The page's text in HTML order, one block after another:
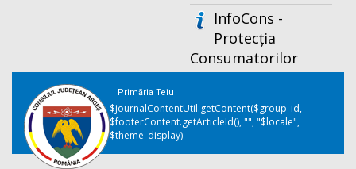
InfoCons -
Protecția
Consumatorilor
Primăria Teiu
$journalContentUtil.getContent($group_id,
$footerContent.getArticleId(), "", "$locale",
$theme_display)